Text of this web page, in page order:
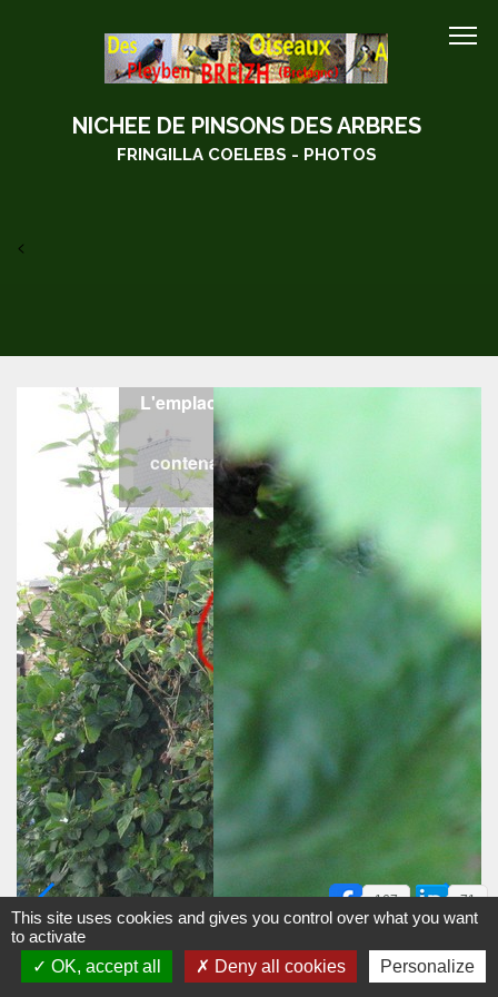
NICHEE DE PINSONS DES ARBRES
FRINGILLA COELEBS - PHOTOS
<
167 71
L'emplacement du nid dans un murier
contre une volière
contenant des youyous du Sénégal
(04/07/2015)
This site uses cookies and gives you control over what you want
to activate
OK, accept all
Deny all cookies Personalize